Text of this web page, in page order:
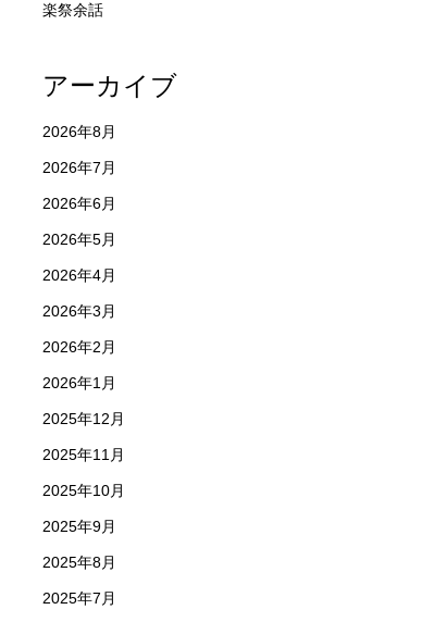
楽祭余話
アーカイブ
2026年8月
2026年7月
2026年6月
2026年5月
2026年4月
2026年3月
2026年2月
2026年1月
2025年12月
2025年11月
2025年10月
2025年9月
2025年8月
2025年7月